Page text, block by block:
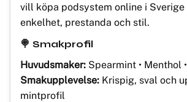
vill köpa podsystem online i Sverige
enkelhet, prestanda och stil.
🍭 Smakprofil
Huvudsmaker: Spearmint • Menthol
Smakupplevelse: Krispig, sval och
mintprofil